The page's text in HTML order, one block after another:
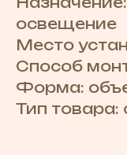
освещение
Место
Способ
Форма:
Тип товара: